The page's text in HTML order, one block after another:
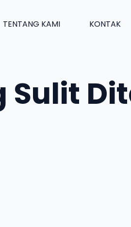
TENTANG KAMI KONTAK
Sulit